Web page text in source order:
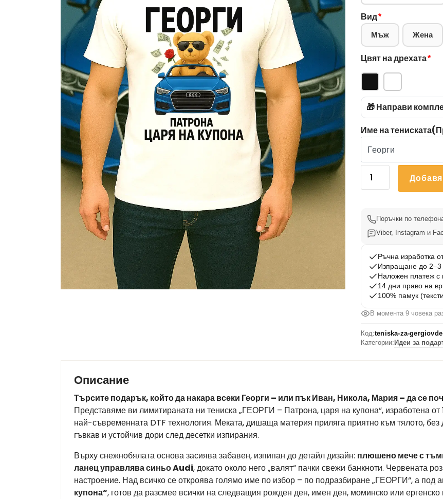
Вид*
Мъж Жена
Цвят на дрехата*
🎁 Направи
Име на
количество
Гергьовден
audi
Поръчки по
Viber, Instagram и
Ръчна изработка
Изпращане до 2–3
Наложен платеж с
14 дни право на
100% памук
В момента 9 човека
Код:teniska-za-
Категории: Идеи за
Описание
Търсите подарък, който да накара всеки Георги – или пък Иван, Никола, Мария – да се
Представяме ви лимитираната ни тениска „ГЕОРГИ – Патрона, царя на купона“, изработена от
най-съвременната DTF технология. Меката, дишаща материя приляга приятно към тялото, без
гъвкав и устойчив дори след десетки изпирания.
Върху снежнобялата основа засиява забавен, изпипан до детайл дизайн: плюшено мече с
ланец управлява синьо Audi, докато около него „валят“ пачки свежи банкноти. Червената
настроение. Над всичко се откроява голямо име по избор – по подразбиране „ГЕОРГИ“, а под
купона“, готов да разсмее всички на следващия рожден ден, имен ден, моминско или ергенско